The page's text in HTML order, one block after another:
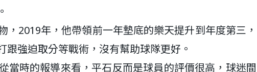
2019年，他帶領前一年墊底的樂天提升到年度第三，
強迫取分等戰術，沒有幫助球隊更好。
當時的報導來看，平石反而是球員的評價很高，球迷間